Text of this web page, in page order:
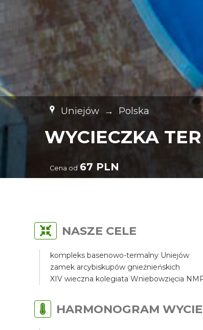
Uniejów → Polska
WYCIECZKA
Cena od 67 PLN
NASZE CELE
kompleks basenowo-termalny Uniejów
zamek arcybiskupów gnieźnieńskich
XIV wieczna kolegiata Wniebowzięcia
HARMONOGRAM